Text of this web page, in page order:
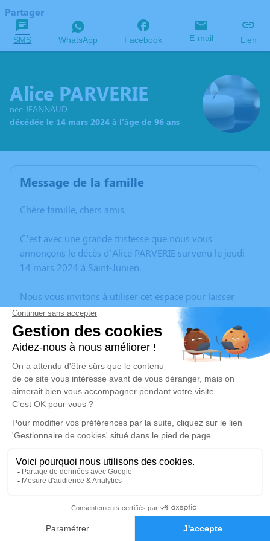
Faire-part Hommages
Partager
SMS WhatsApp Facebook E-mail Lien
Alice PARVERIE
née JEANNAUD
décédée le 14 mars 2024 à l'âge de 96 ans
Message de la famille
Chère famille, chers amis,
C’est avec une grande tristesse que nous vous
annonçons le décès d’Alice PARVERIE survenu le jeudi
14 mars 2024 à Saint-Junien.
Nous vous invitons à utiliser cet espace pour laisser
vos condoléances, partager des photos souvenirs, une
anecdote ou exprimer vos pensées à travers des
poèmes ou des textes. Cet endroit est un lieu
d'expression dédié à honorer la mémoire d’Alice
PARVERIE.
Un service de plantation d’arbre hommage est
disponible ici.
Je rends hommage
Cérémonie religieuse
Église Saint Jean Baptiste de Chassenon
3 Place de l Église